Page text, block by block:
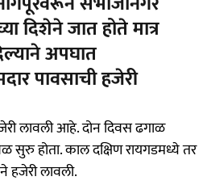
दिशेने जात होते मात्र
अपघात
पावसाची हजेरी
लावली आहे. दोन दिवस ढगाळ
सुरु होता. काल दक्षिण रायगडमध्ये तर
हजेरी लावली.